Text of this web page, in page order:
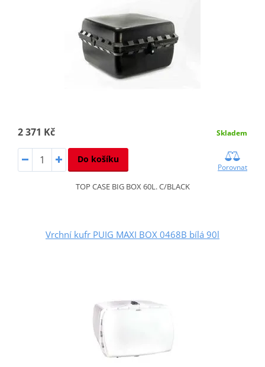
2 371 Kč Skladem
Do košíku
Porovnat
TOP CASE BIG BOX 60L. C/BLACK
Vrchní kufr PUIG MAXI BOX 0468B bílá 90l